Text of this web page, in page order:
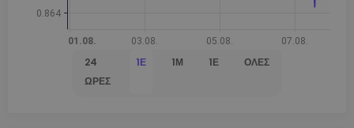
24
ΏΡΕΣ
1Ε 1Μ 1Έ ΌΛΕΣ